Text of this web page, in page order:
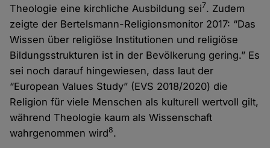
Theologie eine kirchliche Ausbildung sei7. Zudem
zeigte der Bertelsmann-Religionsmonitor 2017: “Das
Wissen über religiöse Institutionen und religiöse
Bildungsstrukturen ist in der Bevölkerung gering.” Es
sei noch darauf hingewiesen, dass laut der
“European Values Study” (EVS 2018/2020) die
Religion für viele Menschen als kulturell wertvoll gilt,
während Theologie kaum als Wissenschaft
wahrgenommen wird8.